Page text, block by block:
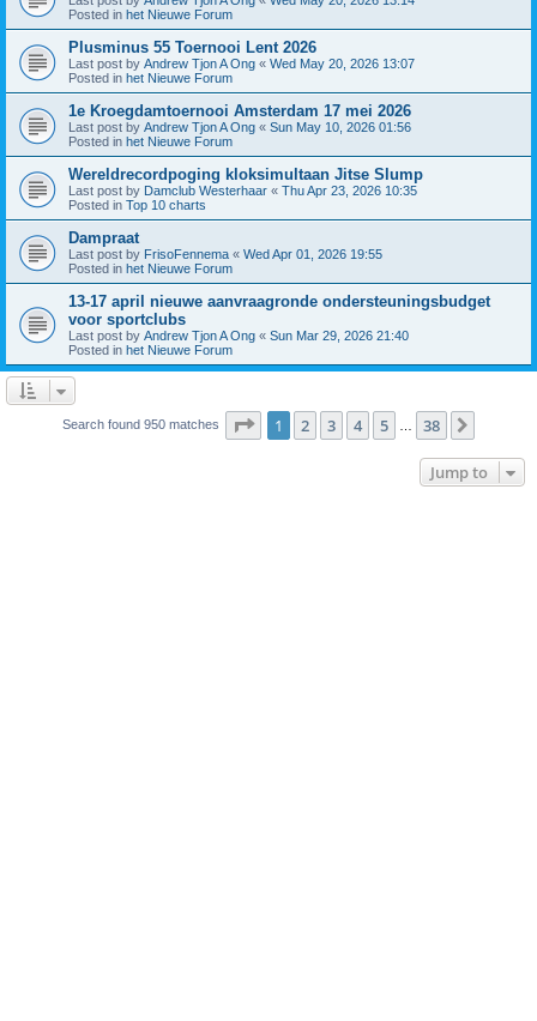
Posted in het Nieuwe Forum
Plusminus 55 Toernooi Lent 2026
Last post by Andrew Tjon A Ong « Wed May 20, 2026 13:07
Posted in het Nieuwe Forum
1e Kroegdamtoernooi Amsterdam 17 mei 2026
Last post by Andrew Tjon A Ong « Sun May 10, 2026 01:56
Posted in het Nieuwe Forum
Wereldrecordpoging kloksimultaan Jitse Slump
Last post by Damclub Westerhaar « Thu Apr 23, 2026 10:35
Posted in Top 10 charts
Dampraat
Last post by FrisoFennema « Wed Apr 01, 2026 19:55
Posted in het Nieuwe Forum
13-17 april nieuwe aanvraagronde ondersteuningsbudget
voor sportclubs
Last post by Andrew Tjon A Ong « Sun Mar 29, 2026 21:40
Posted in het Nieuwe Forum
Search found 950 matches Page 1of 38
1 2 3 4 5 … 38
Jump to